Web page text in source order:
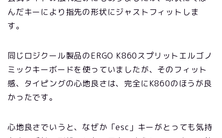
んだキーにより指先の形状にジャストフィットしま
す。
同じロジクール製品のERGO K860スプリットエルゴノ
ミックキーボードを使っていましたが、そのフィット
感、タイピングの心地良さは、完全にK860のほうが良
かったです。
心地良さでいうと、なぜか「esc」キーがとっても気持